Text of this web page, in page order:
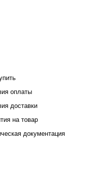
оплаты
доставки
на товар
документация